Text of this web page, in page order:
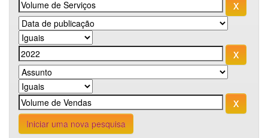
Iniciar uma nova pesquisa